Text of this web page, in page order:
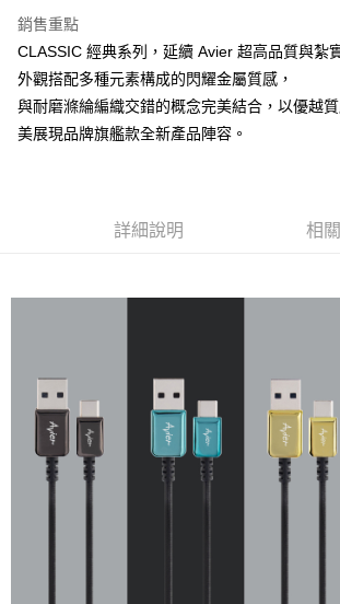
1.分期款項不併入電信帳單，「大哥付你分期」於每月
醒簡訊。
2.透過簡訊連結打開帳單後，可選擇「超商條碼／台灣
帳／街口支付／iPASS MONEY」等通路繳費。
【注意事項】
資料（包含姓名、電話或地址）提供予台灣大哥大進
１．於結帳方式選擇「AFTEE先享後付」後，將跳轉
結帳頁面，進行簡訊認證並確認金額後，即可完成結帳
２．訂單成立數日內，您將收到繳費通知簡訊。
３．收到繳費通知簡訊後14天內，點擊此簡訊中的連
ATM／網路銀行／等多元方式進行付款，方視為交易完
是否繳費成功／繳費後需取消欲退款等相關疑問，請
【注意事項】
２．關於個人資料處理事宜，請瀏覽以下網址：
https://aftee.tw/terms/#terms3
３．未成年的使用者請事先徵得法定代理人或監護人
「AFTEE先享後付」，若未經同意申辦者引起之損失
任。
４．使用「AFTEE先享後付」時，將依據個別帳號之
每筆NT$60，滿NT$499(含以上)免運費
7-11取貨付款
每筆NT$60，滿NT$799(含以上)免運費
銷售重點
CLASSIC 經典系列，延續 Avier 超高品質與紮
外觀搭配多種元素構成的閃耀金屬質感，
與耐磨滌綸編織交錯的概念完美結合，以優越
美展現品牌旗艦款全新產品陣容。
詳細說明 相